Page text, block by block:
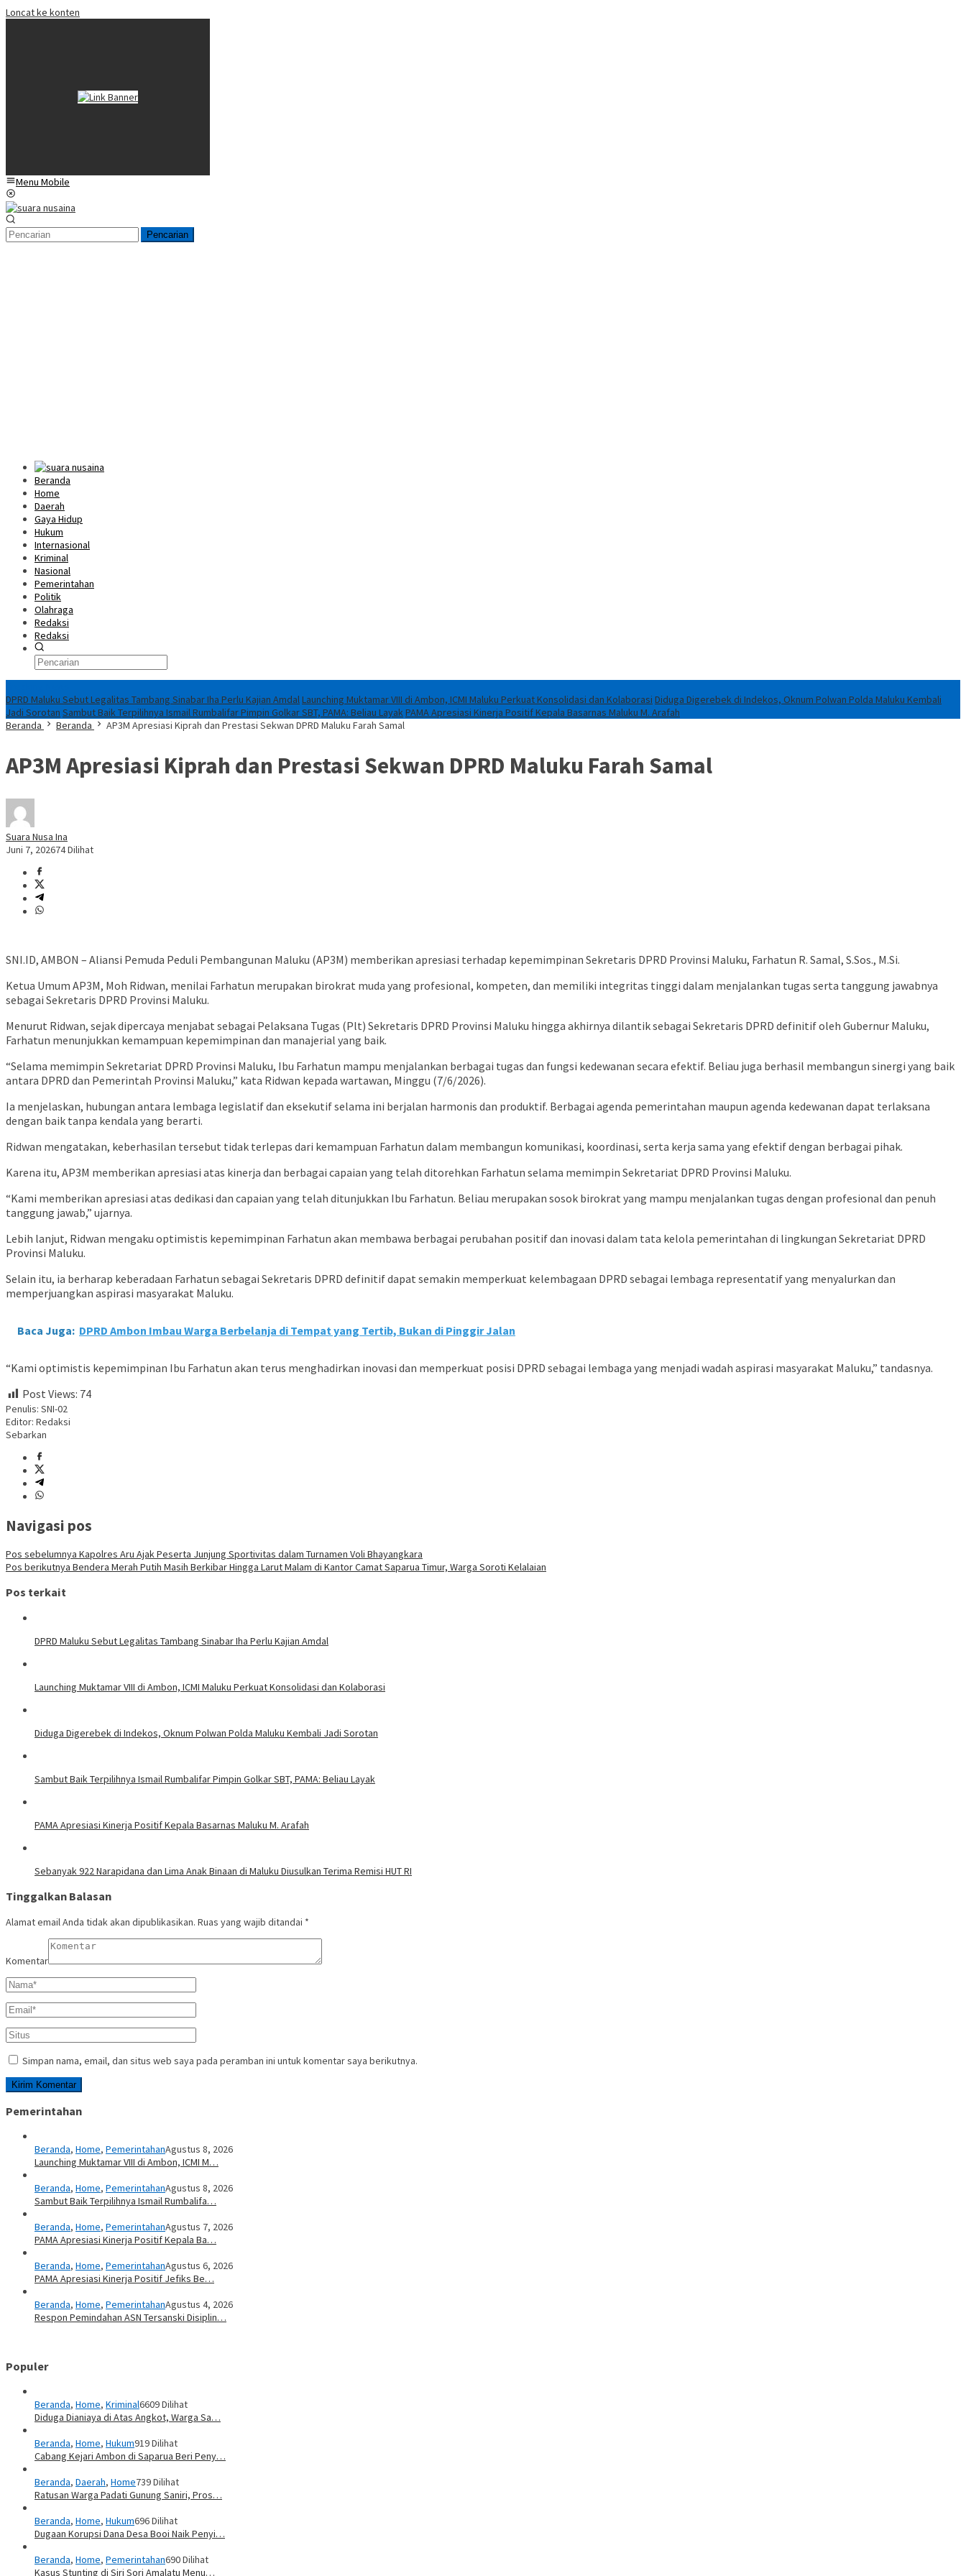
Loncat ke konten
Menu Mobile
Pencarian
Beranda
Home
Daerah
Gaya Hidup
Hukum
Internasional
Kriminal
Nasional
Pemerintahan
Politik
Olahraga
Redaksi
Redaksi
DPRD Maluku Sebut Legalitas Tambang Sinabar Iha Perlu Kajian AmdalLaunching Muktamar VIII di Ambon, ICMI Maluku Perkuat Konsolidasi dan Kolaborasi Diduga Digerebek di Indekos, Oknum Polwan Polda Maluku Kembali
Jadi Sorotan Sambut Baik Terpilihnya Ismail Rumbalifar Pimpin Golkar SBT, PAMA: Beliau LayakPAMA Apresiasi Kinerja Positif Kepala Basarnas Maluku M. Arafah
Beranda
Beranda AP3M Apresiasi Kiprah dan Prestasi Sekwan DPRD Maluku Farah Samal
AP3M Apresiasi Kiprah dan Prestasi Sekwan DPRD Maluku Farah Samal
Suara Nusa Ina
Juni 7, 202674 Dilihat
SNI.ID, AMBON – Aliansi Pemuda Peduli Pembangunan Maluku (AP3M) memberikan apresiasi terhadap kepemimpinan Sekretaris DPRD Provinsi Maluku, Farhatun R. Samal, S.Sos., M.Si.
Ketua Umum AP3M, Moh Ridwan, menilai Farhatun merupakan birokrat muda yang profesional, kompeten, dan memiliki integritas tinggi dalam menjalankan tugas serta tanggung jawabnya
sebagai Sekretaris DPRD Provinsi Maluku.
Menurut Ridwan, sejak dipercaya menjabat sebagai Pelaksana Tugas (Plt) Sekretaris DPRD Provinsi Maluku hingga akhirnya dilantik sebagai Sekretaris DPRD definitif oleh Gubernur Maluku,
Farhatun menunjukkan kemampuan kepemimpinan dan manajerial yang baik.
“Selama memimpin Sekretariat DPRD Provinsi Maluku, Ibu Farhatun mampu menjalankan berbagai tugas dan fungsi kedewanan secara efektif. Beliau juga berhasil membangun sinergi yang baik
antara DPRD dan Pemerintah Provinsi Maluku,” kata Ridwan kepada wartawan, Minggu (7/6/2026).
Ia menjelaskan, hubungan antara lembaga legislatif dan eksekutif selama ini berjalan harmonis dan produktif. Berbagai agenda pemerintahan maupun agenda kedewanan dapat terlaksana
dengan baik tanpa kendala yang berarti.
Ridwan mengatakan, keberhasilan tersebut tidak terlepas dari kemampuan Farhatun dalam membangun komunikasi, koordinasi, serta kerja sama yang efektif dengan berbagai pihak.
Karena itu, AP3M memberikan apresiasi atas kinerja dan berbagai capaian yang telah ditorehkan Farhatun selama memimpin Sekretariat DPRD Provinsi Maluku.
“Kami memberikan apresiasi atas dedikasi dan capaian yang telah ditunjukkan Ibu Farhatun. Beliau merupakan sosok birokrat yang mampu menjalankan tugas dengan profesional dan penuh
tanggung jawab,” ujarnya.
Lebih lanjut, Ridwan mengaku optimistis kepemimpinan Farhatun akan membawa berbagai perubahan positif dan inovasi dalam tata kelola pemerintahan di lingkungan Sekretariat DPRD
Provinsi Maluku.
Selain itu, ia berharap keberadaan Farhatun sebagai Sekretaris DPRD definitif dapat semakin memperkuat kelembagaan DPRD sebagai lembaga representatif yang menyalurkan dan
memperjuangkan aspirasi masyarakat Maluku.
Baca Juga: DPRD Ambon Imbau Warga Berbelanja di Tempat yang Tertib, Bukan di Pinggir Jalan
“Kami optimistis kepemimpinan Ibu Farhatun akan terus menghadirkan inovasi dan memperkuat posisi DPRD sebagai lembaga yang menjadi wadah aspirasi masyarakat Maluku,” tandasnya.
Post Views: 74
Penulis: SNI-02
Editor: Redaksi
Sebarkan
Navigasi pos
Pos sebelumnya Kapolres Aru Ajak Peserta Junjung Sportivitas dalam Turnamen Voli Bhayangkara
Pos berikutnya Bendera Merah Putih Masih Berkibar Hingga Larut Malam di Kantor Camat Saparua Timur, Warga Soroti Kelalaian
Pos terkait
DPRD Maluku Sebut Legalitas Tambang Sinabar Iha Perlu Kajian Amdal
Launching Muktamar VIII di Ambon, ICMI Maluku Perkuat Konsolidasi dan Kolaborasi
Diduga Digerebek di Indekos, Oknum Polwan Polda Maluku Kembali Jadi Sorotan
Sambut Baik Terpilihnya Ismail Rumbalifar Pimpin Golkar SBT, PAMA: Beliau Layak
PAMA Apresiasi Kinerja Positif Kepala Basarnas Maluku M. Arafah
Sebanyak 922 Narapidana dan Lima Anak Binaan di Maluku Diusulkan Terima Remisi HUT RI
Tinggalkan Balasan
Alamat email Anda tidak akan dipublikasikan. Ruas yang wajib ditandai *
Komentar
Simpan nama, email, dan situs web saya pada peramban ini untuk komentar saya berikutnya.
Pemerintahan
Beranda, Home, PemerintahanAgustus 8, 2026
Launching Muktamar VIII di Ambon, ICMI M…
Beranda, Home, PemerintahanAgustus 8, 2026
Sambut Baik Terpilihnya Ismail Rumbalifa…
Beranda, Home, PemerintahanAgustus 7, 2026
PAMA Apresiasi Kinerja Positif Kepala Ba…
Beranda, Home, PemerintahanAgustus 6, 2026
PAMA Apresiasi Kinerja Positif Jefiks Be…
Beranda, Home, PemerintahanAgustus 4, 2026
Respon Pemindahan ASN Tersanski Disiplin…
Populer
Beranda, Home, Kriminal6609 Dilihat
Diduga Dianiaya di Atas Angkot, Warga Sa…
Beranda, Home, Hukum919 Dilihat
Cabang Kejari Ambon di Saparua Beri Peny…
Beranda, Daerah, Home739 Dilihat
Ratusan Warga Padati Gunung Saniri, Pros…
Beranda, Home, Hukum696 Dilihat
Dugaan Korupsi Dana Desa Booi Naik Penyi…
Beranda, Home, Pemerintahan690 Dilihat
Kasus Stunting di Siri Sori Amalatu Menu…